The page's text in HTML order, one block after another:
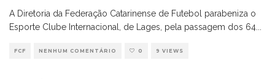
A Diretoria da Federação Catarinense de Futebol parabeniza o
Esporte Clube Internacional, de Lages, pela passagem dos 64
FCF NENHUM COMENTÁRIO 0 9 VIEWS